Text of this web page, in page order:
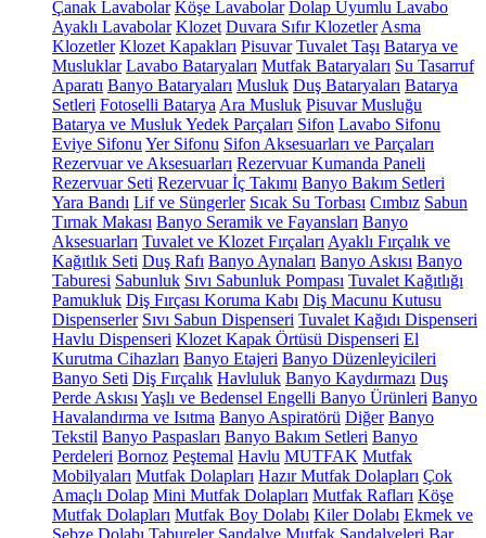
Çanak Lavabolar Köşe Lavabolar Dolap Uyumlu Lavabo
Ayaklı Lavabolar Klozet Duvara Sıfır Klozetler Asma
Klozetler Klozet Kapakları Pisuvar Tuvalet Taşı Batarya ve
Musluklar Lavabo Bataryaları Mutfak Bataryaları Su Tasarruf
Aparatı Banyo Bataryaları Musluk Duş Bataryaları Batarya
Setleri Fotoselli Batarya Ara Musluk Pisuvar Musluğu
Batarya ve Musluk Yedek Parçaları Sifon Lavabo Sifonu
Eviye Sifonu Yer Sifonu Sifon Aksesuarları ve Parçaları
Rezervuar ve Aksesuarları Rezervuar Kumanda Paneli
Rezervuar Seti Rezervuar İç Takımı Banyo Bakım Setleri
Yara Bandı Lif ve Süngerler Sıcak Su Torbası Cımbız Sabun
Tırnak Makası Banyo Seramik ve Fayansları Banyo
Aksesuarları Tuvalet ve Klozet Fırçaları Ayaklı Fırçalık ve
Kağıtlık Seti Duş Rafı Banyo Aynaları Banyo Askısı Banyo
Taburesi Sabunluk Sıvı Sabunluk Pompası Tuvalet Kağıtlığı
Pamukluk Diş Fırçası Koruma Kabı Diş Macunu Kutusu
Dispenserler Sıvı Sabun Dispenseri Tuvalet Kağıdı Dispenseri
Havlu Dispenseri Klozet Kapak Örtüsü Dispenseri El
Kurutma Cihazları Banyo Etajeri Banyo Düzenleyicileri
Banyo Seti Diş Fırçalık Havluluk Banyo Kaydırmazı Duş
Perde Askısı Yaşlı ve Bedensel Engelli Banyo Ürünleri Banyo
Havalandırma ve Isıtma Banyo Aspiratörü Diğer Banyo
Tekstil Banyo Paspasları Banyo Bakım Setleri Banyo
Perdeleri Bornoz Peştemal Havlu MUTFAK Mutfak
Mobilyaları Mutfak Dolapları Hazır Mutfak Dolapları Çok
Amaçlı Dolap Mini Mutfak Dolapları Mutfak Rafları Köşe
Mutfak Dolapları Mutfak Boy Dolabı Kiler Dolabı Ekmek ve
Sebze Dolabı Tabureler Sandalye Mutfak Sandalyeleri Bar